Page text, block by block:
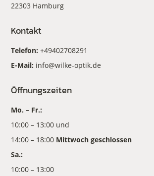
22303 Hamburg
Kontakt
Telefon:+49402708291
E-Mail: info@wilke-optik.de
Öffnungszeiten
Mo. – Fr.:
10:00 – 13:00 und
14:00 – 18:00 Mittwoch geschlossen
Sa.:
10:00 – 13:00